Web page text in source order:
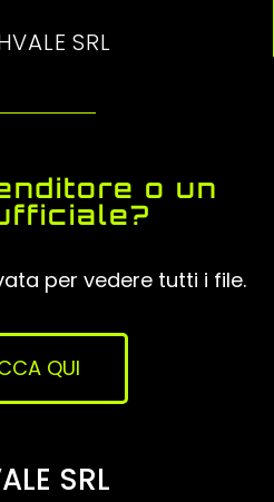
SRL
o un
per vedere tutti i file.
QUI
SRL